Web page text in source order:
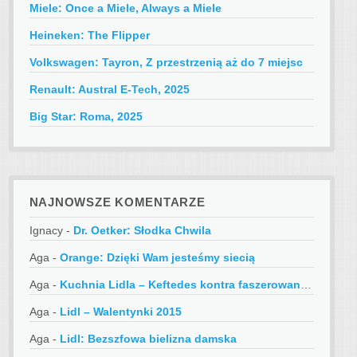
Miele: Once a Miele, Always a Miele
Heineken: The Flipper
Volkswagen: Tayron, Z przestrzenią aż do 7 miejsc
Renault: Austral E-Tech, 2025
Big Star: Roma, 2025
NAJNOWSZE KOMENTARZE
Ignacy- Dr. Oetker: Słodka Chwila
Aga - Orange: Dzięki Wam jesteśmy siecią
Aga - Kuchnia Lidla – Keftedes kontra faszerowane papryczki
Aga - Lidl – Walentynki 2015
Aga - Lidl: Bezszfowa bielizna damska